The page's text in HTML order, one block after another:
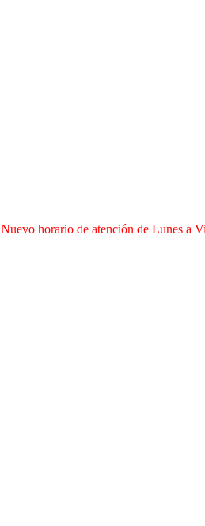
Nuevo horario de atención de Lunes a